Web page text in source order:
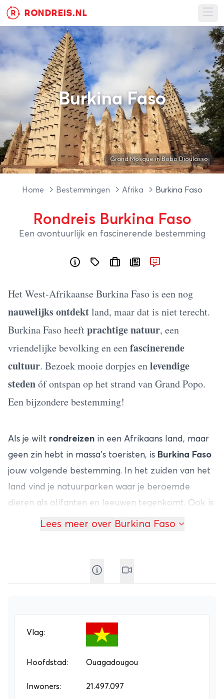
R RONDREIS.NL
Burkina Faso
Grand Mosque in Bobo Dioulasso
Home Bestemmingen Afrika Burkina Faso
Rondreis Burkina Faso
Een avontuurlijk en fascinerende bestemming
Het West-Afrikaanse Burkina Faso is een nog
nauwelijks ontdektland, maar dat is niet terecht.
Burkina Faso heeftprachtige natuur, een
vriendelijke bevolking en eenfascinerende
cultuur. Bezoek mooie dorpjes enlevendige
stedenóf ontspan op het strand van Grand Popo.
Een bijzondere bestemming!
Als je wilt rondreizen in een Afrikaans land, maar
geen zin hebt in massa’s toeristen, is Burkina Faso
jouw volgende bestemming. In het zuiden van het
land vind je natuurparken waar je beroemde
dieren als olifanten en leeuwen tegenkomt. Ook is
Burkina Faso
relatief gemakkelijk om de
komen maar weinig toeristen. Wanneer je hier een
rondreismaakt ben je dus zelf bijna een
Erg veel toeristische voorzieningen zijn er niet in
het arme Burkina Faso, dus een
groepsrondreis
relaxed. Dan kom je ook zeker terecht in Gorom-
Lees meer over Burkina Faso
Vlag:
Hoofdstad: Ouagadougou
Inwoners: 21.497.097